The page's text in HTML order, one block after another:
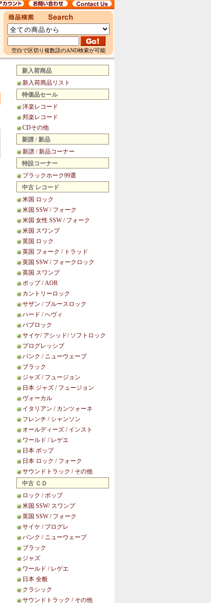
空白で区切り複数語のAND検索が可能
新入荷商品
新入荷商品リスト
特価品セール
洋楽レコード
邦楽レコード
CDその他
新譜 / 新品
新譜 / 新品コーナー
特設コーナー
ブラックホーク99選
中古 レコード
米国 ロック
米国 SSW / フォーク
米国 女性 SSW / フォーク
米国 スワンプ
英国 ロック
英国 フォーク / トラッド
英国 SSW / フォークロック
英国 スワンプ
ポップ / AOR
カントリーロック
サザン / ブルースロック
ハード / へヴィ
パブロック
サイケ/ アシッド/ ソフトロック
プログレッシブ
パンク / ニューウェーブ
ブラック
ジャズ / フュージョン
日本 ジャズ / フュージョン
ヴォーカル
イタリアン / カンツォーネ
フレンチ / シャンソン
オールディーズ / インスト
ワールド / レゲエ
日本 ポップ
日本 ロック / フォーク
サウンドトラック / その他
中古 ＣＤ
ロック / ポップ
米国 SSW/ スワンプ
英国 SSW / フォーク
サイケ / プログレ
パンク / ニューウェーブ
ブラック
ジャズ
ワールド / レゲエ
日本 全般
クラシック
サウンドトラック / その他